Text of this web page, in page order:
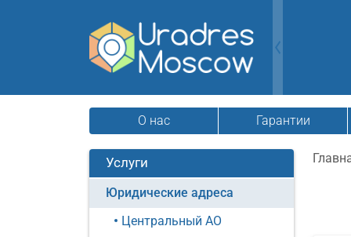
О нас Гарантии
Услуги
Юридические адреса
Центральный АО